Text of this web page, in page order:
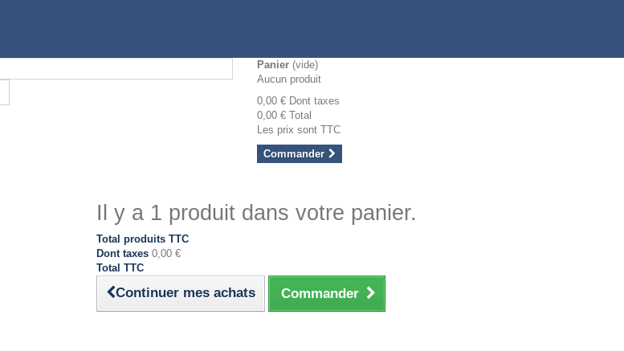
Panier (vide)
Aucun produit
0,00 € Dont taxes
0,00 € Total
Les prix sont TTC
Commander
Il y a 1 produit dans votre panier.
Total produits TTC
Dont taxes 0,00 €
Total TTC
Continuer mes achats Commander